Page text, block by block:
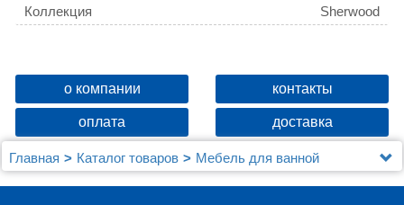
Коллекция Sherwood
о компании контакты
оплата доставка
Главная Каталог товаров
Мебель для ванной
Шкафы - пеналы